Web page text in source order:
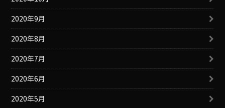
2020年9月
2020年8月
2020年7月
2020年6月
2020年5月